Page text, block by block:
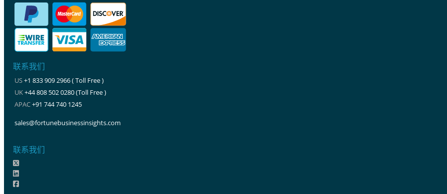
联系我们
US+1 833 909 2966 ( Toll Free )
UK+44 808 502 0280 (Toll Free )
APAC+91 744 740 1245
sales@fortunebusinessinsights.com
联系我们